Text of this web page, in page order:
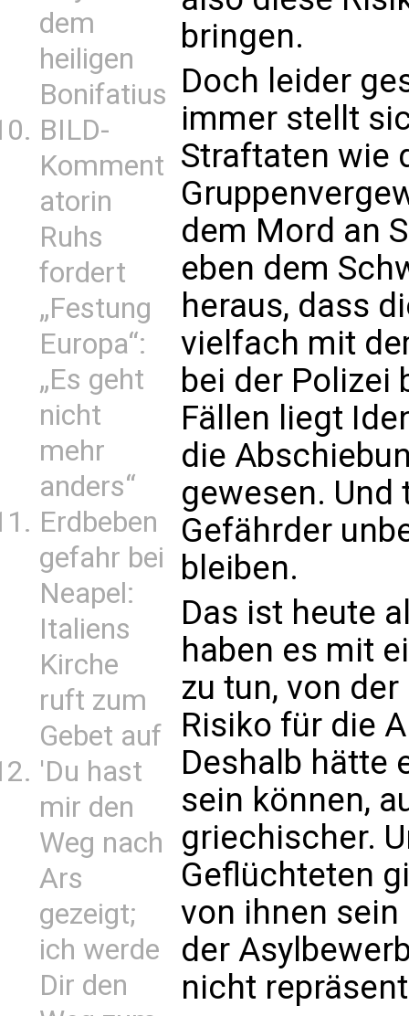
dem
heiligen
Bonifatius
BILD-
Komment
atorin
Ruhs
fordert
„Festung
Europa“:
„Es geht
nicht
mehr
anders“
Erdbeben
gefahr bei
Neapel:
Italiens
Kirche
ruft zum
Gebet auf
'Du hast
mir den
Weg nach
Ars
gezeigt;
ich werde
Dir den
bringen.
Doch leider
immer stellt
Straftaten wie
dem Mord an
eben dem
heraus, dass
vielfach mit
bei der Polizei
Fällen liegt
die
gewesen.
Gefährder
bleiben.
Das ist heute
haben es mit
zu tun, von
Risiko für die
Deshalb hätte
sein können,
griechischer.
Geflüchteten
von ihnen sein
der
nicht